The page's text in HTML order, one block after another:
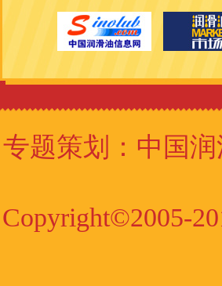
专题策划： 中国
Copyright©2005-